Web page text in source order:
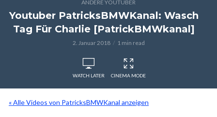
ANDERE YOUTUBER
Youtuber PatricksBMWKanal: Wasch
Tag Für Charlie [PatrickBMWkanal]
2. Januar 2018 1 min read
WATCH LATER CINEMA MODE
« Alle Videos von PatricksBMWKanal anzeigen